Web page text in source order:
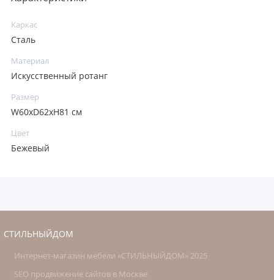
Каркас
Сталь
Материал
Искусственный ротанг
Размер
W60хD62xH81 см
Цвет
Бежевый
СТИЛЬНЫЙДОМ
Интернет-магазин мебели «СТИЛЬНЫЙДОМ» 2025
SEO продвижение сайтов в Москве